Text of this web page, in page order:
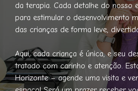
da terapia. Cada detalhe do nosso
para estimular o desenvolvimento
das crianças de forma leve,
Aqui, cada criança é única, e seu
tratado com carinho e atenção.
Horizonte – agende uma visita e